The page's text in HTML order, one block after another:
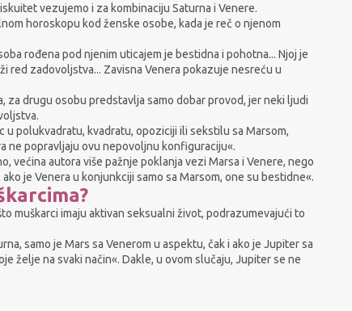
vezujemo i za kombinaciju Saturna i Venere.
horoskopu kod ženske osobe, kada je reč o njenom
rođena pod njenim uticajem je bestidna i pohotna... Njoj je
red zadovoljstva... Zavisna Venera pokazuje nesreću u
drugu osobu predstavlja samo dobar provod, jer neki ljudi
u polukvadratu, kvadratu, opoziciji ili sekstilu sa Marsom,
ne popravljaju ovu nepovoljnu konfiguraciju«.
većina autora više pažnje poklanja vezi Marsa i Venere, nego
je Venera u konjunkciji samo sa Marsom, one su bestidne«.
muškarci imaju aktivan seksualni život, podrazumevajući to
samo je Mars sa Venerom u aspektu, čak i ako je Jupiter sa
želje na svaki način«. Dakle, u ovom slučaju, Jupiter se ne